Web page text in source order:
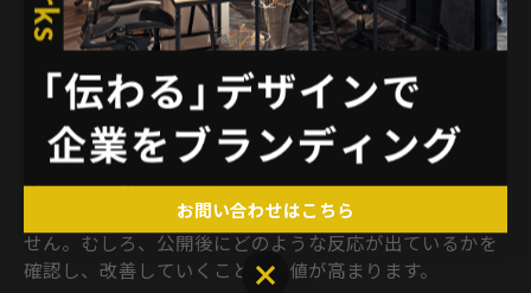
くなります。顧客には「なぜこの会社に相談すべきか」
が伝わり、求職者には「なぜこの会社で働く意味がある
のか」が伝わります。企業ブランディングは、外向きの
見せ方だけでなく、社内で使える共通言語を作る取り組
みでもあります。
企業ブランディングは、公開した日がゴールではありま
せん。むしろ、公開後にどのような反応が出ているかを
確認し、改善していくことで価値が高まります。
お問い合わせはこちら
お問い合わせはこちら